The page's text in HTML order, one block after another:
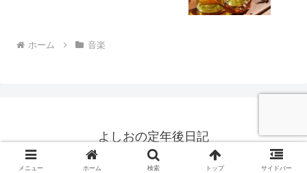
ホーム 音楽
よしおの定年後日記
© 2018 よしおの定年後日記.
メニュー ホーム 検索 トップ サイドバー